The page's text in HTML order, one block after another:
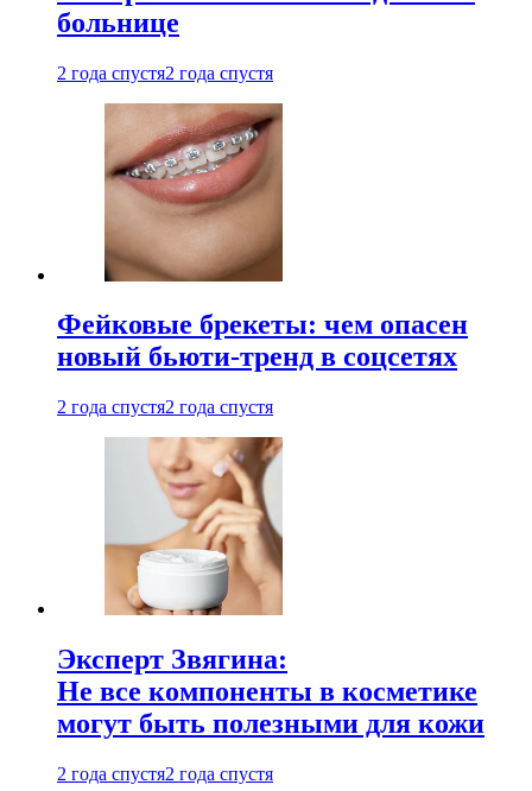
больнице
2 года спустя2 года спустя
Фейковые брекеты: чем опасен
новый бьюти-тренд в соцсетях
2 года спустя2 года спустя
Эксперт Звягина:
Не все компоненты в косметике
могут быть полезными для кожи
2 года спустя2 года спустя